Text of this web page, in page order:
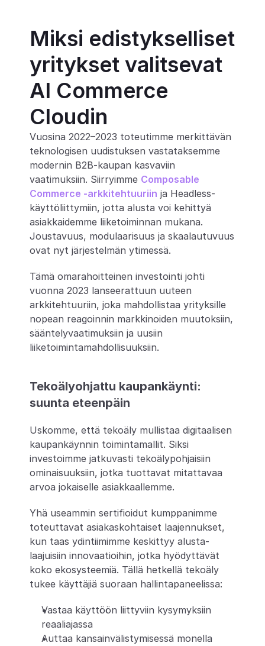
Miksi edistykselliset
yritykset valitsevat
AI Commerce
Cloudin
Vuosina 2022–2023 toteutimme merkittävän
teknologisen uudistuksen vastataksemme
modernin B2B-kaupan kasvaviin
vaatimuksiin. Siirryimme Composable
Commerce -arkkitehtuuriin ja Headless-
käyttöliittymiin, jotta alusta voi kehittyä
asiakkaidemme liiketoiminnan mukana.
Joustavuus, modulaarisuus ja skaalautuvuus
ovat nyt järjestelmän ytimessä.
Tämä omarahoitteinen investointi johti
vuonna 2023 lanseerattuun uuteen
arkkitehtuuriin, joka mahdollistaa yrityksille
nopean reagoinnin markkinoiden muutoksiin,
sääntelyvaatimuksiin ja uusiin
liiketoimintamahdollisuuksiin.
Tekoälyohjattu kaupankäynti:
suunta eteenpäin
Uskomme, että tekoäly mullistaa digitaalisen
kaupankäynnin toimintamallit. Siksi
investoimme jatkuvasti tekoälypohjaisiin
ominaisuuksiin, jotka tuottavat mitattavaa
arvoa jokaiselle asiakkaallemme.
Yhä useammin sertifioidut kumppanimme
toteuttavat asiakaskohtaiset laajennukset,
kun taas ydintiimimme keskittyy alusta-
laajuisiin innovaatioihin, jotka hyödyttävät
koko ekosysteemiä. Tällä hetkellä tekoäly
tukee käyttäjiä suoraan hallintapaneelissa:
Vastaa käyttöön liittyviin kysymyksiin
reaaliajassa
Auttaa kansainvälistymisessä monella